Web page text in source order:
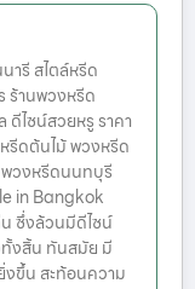
รี สไตล์หรีด
ร้านพวงหรีด
ไซน์สวยหรู ราคา
ดต้นไม้ พวงหรีด
พวงหรีดนนทบุรี
in Bangkok
ซึ่งล้วนมีดีไซน์
งสิ้น ทันสมัย มี
ขึ้น สะท้อนความ